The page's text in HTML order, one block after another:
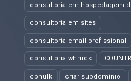
consultoria em hospedagem
consultoria em sites
consultoria email profissional
consultoria whmcs
cphulk criar subdomínio